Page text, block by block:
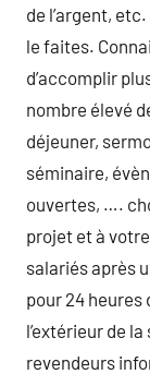
de l’argent,
le faites.
d’accomplir
nombre élevé
déjeuner,
séminaire,
ouvertes, ….
projet et à
salariés après
pour 24
l’extérieur de
revendeurs